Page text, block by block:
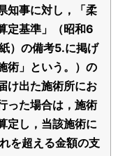
知事に対し，「柔
定基準」（昭和6
）の備考5.に掲げ
術」という。）の
け出た施術所にお
った場合は，施術
定し，当該施術に
を超える金額の支